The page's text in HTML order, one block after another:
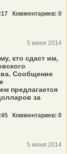
Комментариев: 0
5 июня 2014
кто сдаст им,
Сообщение
предлагается
за
Комментариев: 0
5 июня 2014